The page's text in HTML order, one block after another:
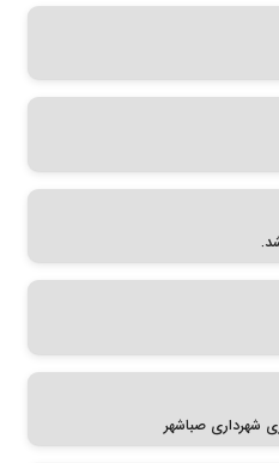
شهرداری صباشهر